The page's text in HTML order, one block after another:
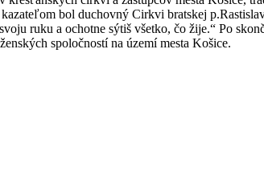
bol duchovný Cirkvi bratskej
ruku a ochotne sýtiš všetko, čo žije.“ Po
spoločností na území mesta Košice.